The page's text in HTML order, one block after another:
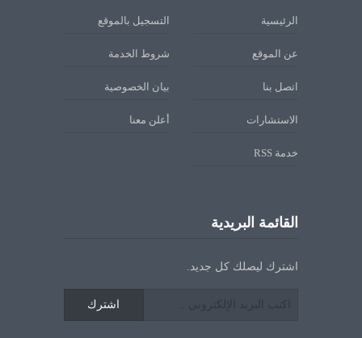
الرئيسية التسجيل بالموقع
عن الموقع شروط الخدمة
اتصل بنا بيان الخصوصية
الاستشارات أعلن معنا
خدمة RSS
القائمة البريدية
اشترك ليصلك كل جديد.
اشترك